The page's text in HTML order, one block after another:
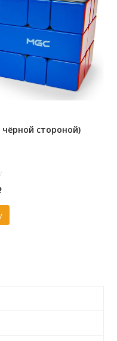
чёрной стороной)